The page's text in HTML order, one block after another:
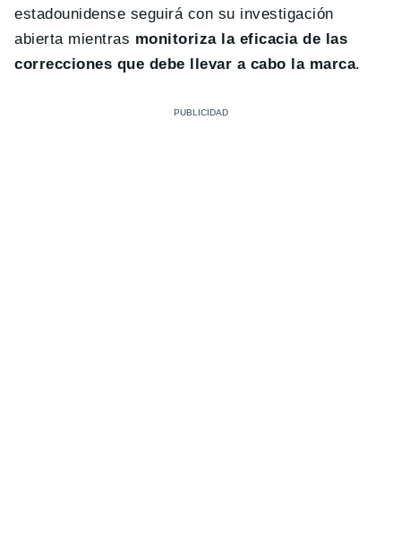
estadounidense seguirá con su investigación
abierta mientras monitoriza la eficacia de las
correcciones que debe llevar a cabo la marca.